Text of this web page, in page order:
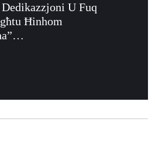
U Fuq
Ħinhom